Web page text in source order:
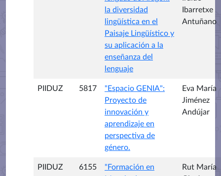
la diversidad
lingüística en el
Paisaje Lingüístico y
su aplicación a la
enseñanza del
lenguaje
Ibarretxe
Antuñano
PIIDUZ 5817
"Espacio GENIA":
Proyecto de
innovación y
aprendizaje en
perspectiva de
género.
Eva María
Jiménez
Andújar
PIIDUZ 6155
"Formación en
Rut María